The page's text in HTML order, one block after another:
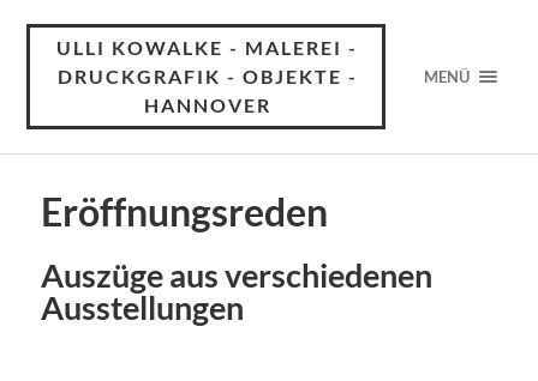
ULLI KOWALKE - MALEREI -
DRUCKGRAFIK - OBJEKTE -
HANNOVER
MENÜ
Eröffnungsreden
Auszüge aus verschiedenen
Ausstellungen